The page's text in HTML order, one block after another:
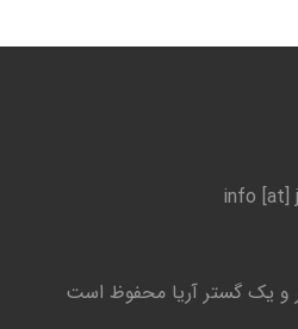
info [at]
و یک گستر آریا محفوظ است